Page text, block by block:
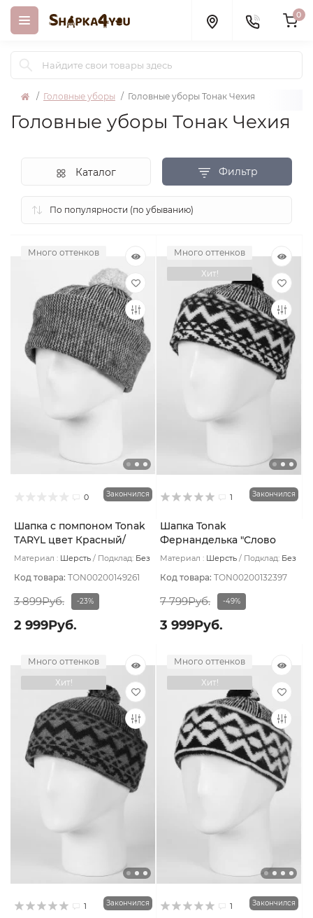
0
Головные уборы Головные уборы Тонак Чехия
Головные уборы Тонак Чехия
Фильтр
Каталог
Много оттенков
0 Закончился
Шапка с помпоном Tonak
TARYL цвет Красный/
Белый
Материал : Шерсть Подклад: Без
Код товара: TON00200149261
3 899Руб. -23%
2 999Руб.
Много оттенков
Хит!
1 Закончился
Шапка Tonak
Фернанделька "Слово
пацана" цвет Зигзаг
Материал : Шерсть Подклад: Без
Код товара: TON00200132397
7 799Руб. -49%
3 999Руб.
Много оттенков
Хит!
1 Закончился
Много оттенков
Хит!
1 Закончился